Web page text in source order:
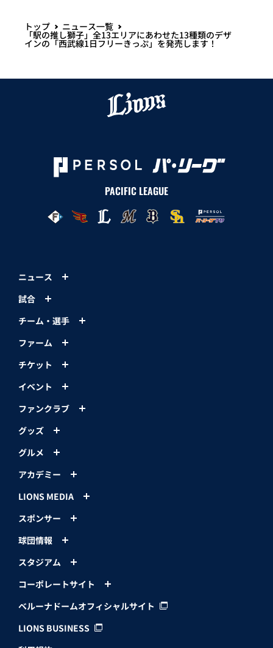
トップ ニュース一覧
「駅の推し獅子」全13エリアにあわせた13種類のデザ
インの「西武線1日フリーきっぷ」を発売します！
PACIFIC LEAGUE
ニュース
試合
チーム・選手
ファーム
チケット
イベント
ファンクラブ
グッズ
グルメ
アカデミー
LIONS MEDIA
スポンサー
球団情報
スタジアム
コーポレートサイト
ベルーナドームオフィシャルサイト
LIONS BUSINESS